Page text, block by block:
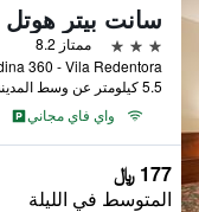
سانت بيتر هوتل
3 نجوم
ممتاز 8.2
5.5 كيلومتر عن وسط المدينة
واي فاي مجاني
177 ﷼
المتوسط في الليلة